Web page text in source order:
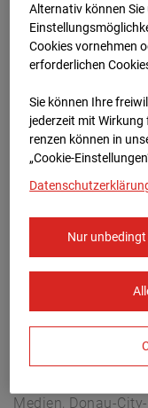
Arnulf Klett
Europe/Berlin
Medien, Donau-
Alternativ können Sie
Cookies vornehmen
erforderlichen
Sie können Ihre
jederzeit mit
renzen können in
„Cookie-
Nur